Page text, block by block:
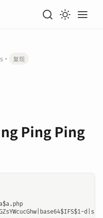
· 复现
Ping Ping